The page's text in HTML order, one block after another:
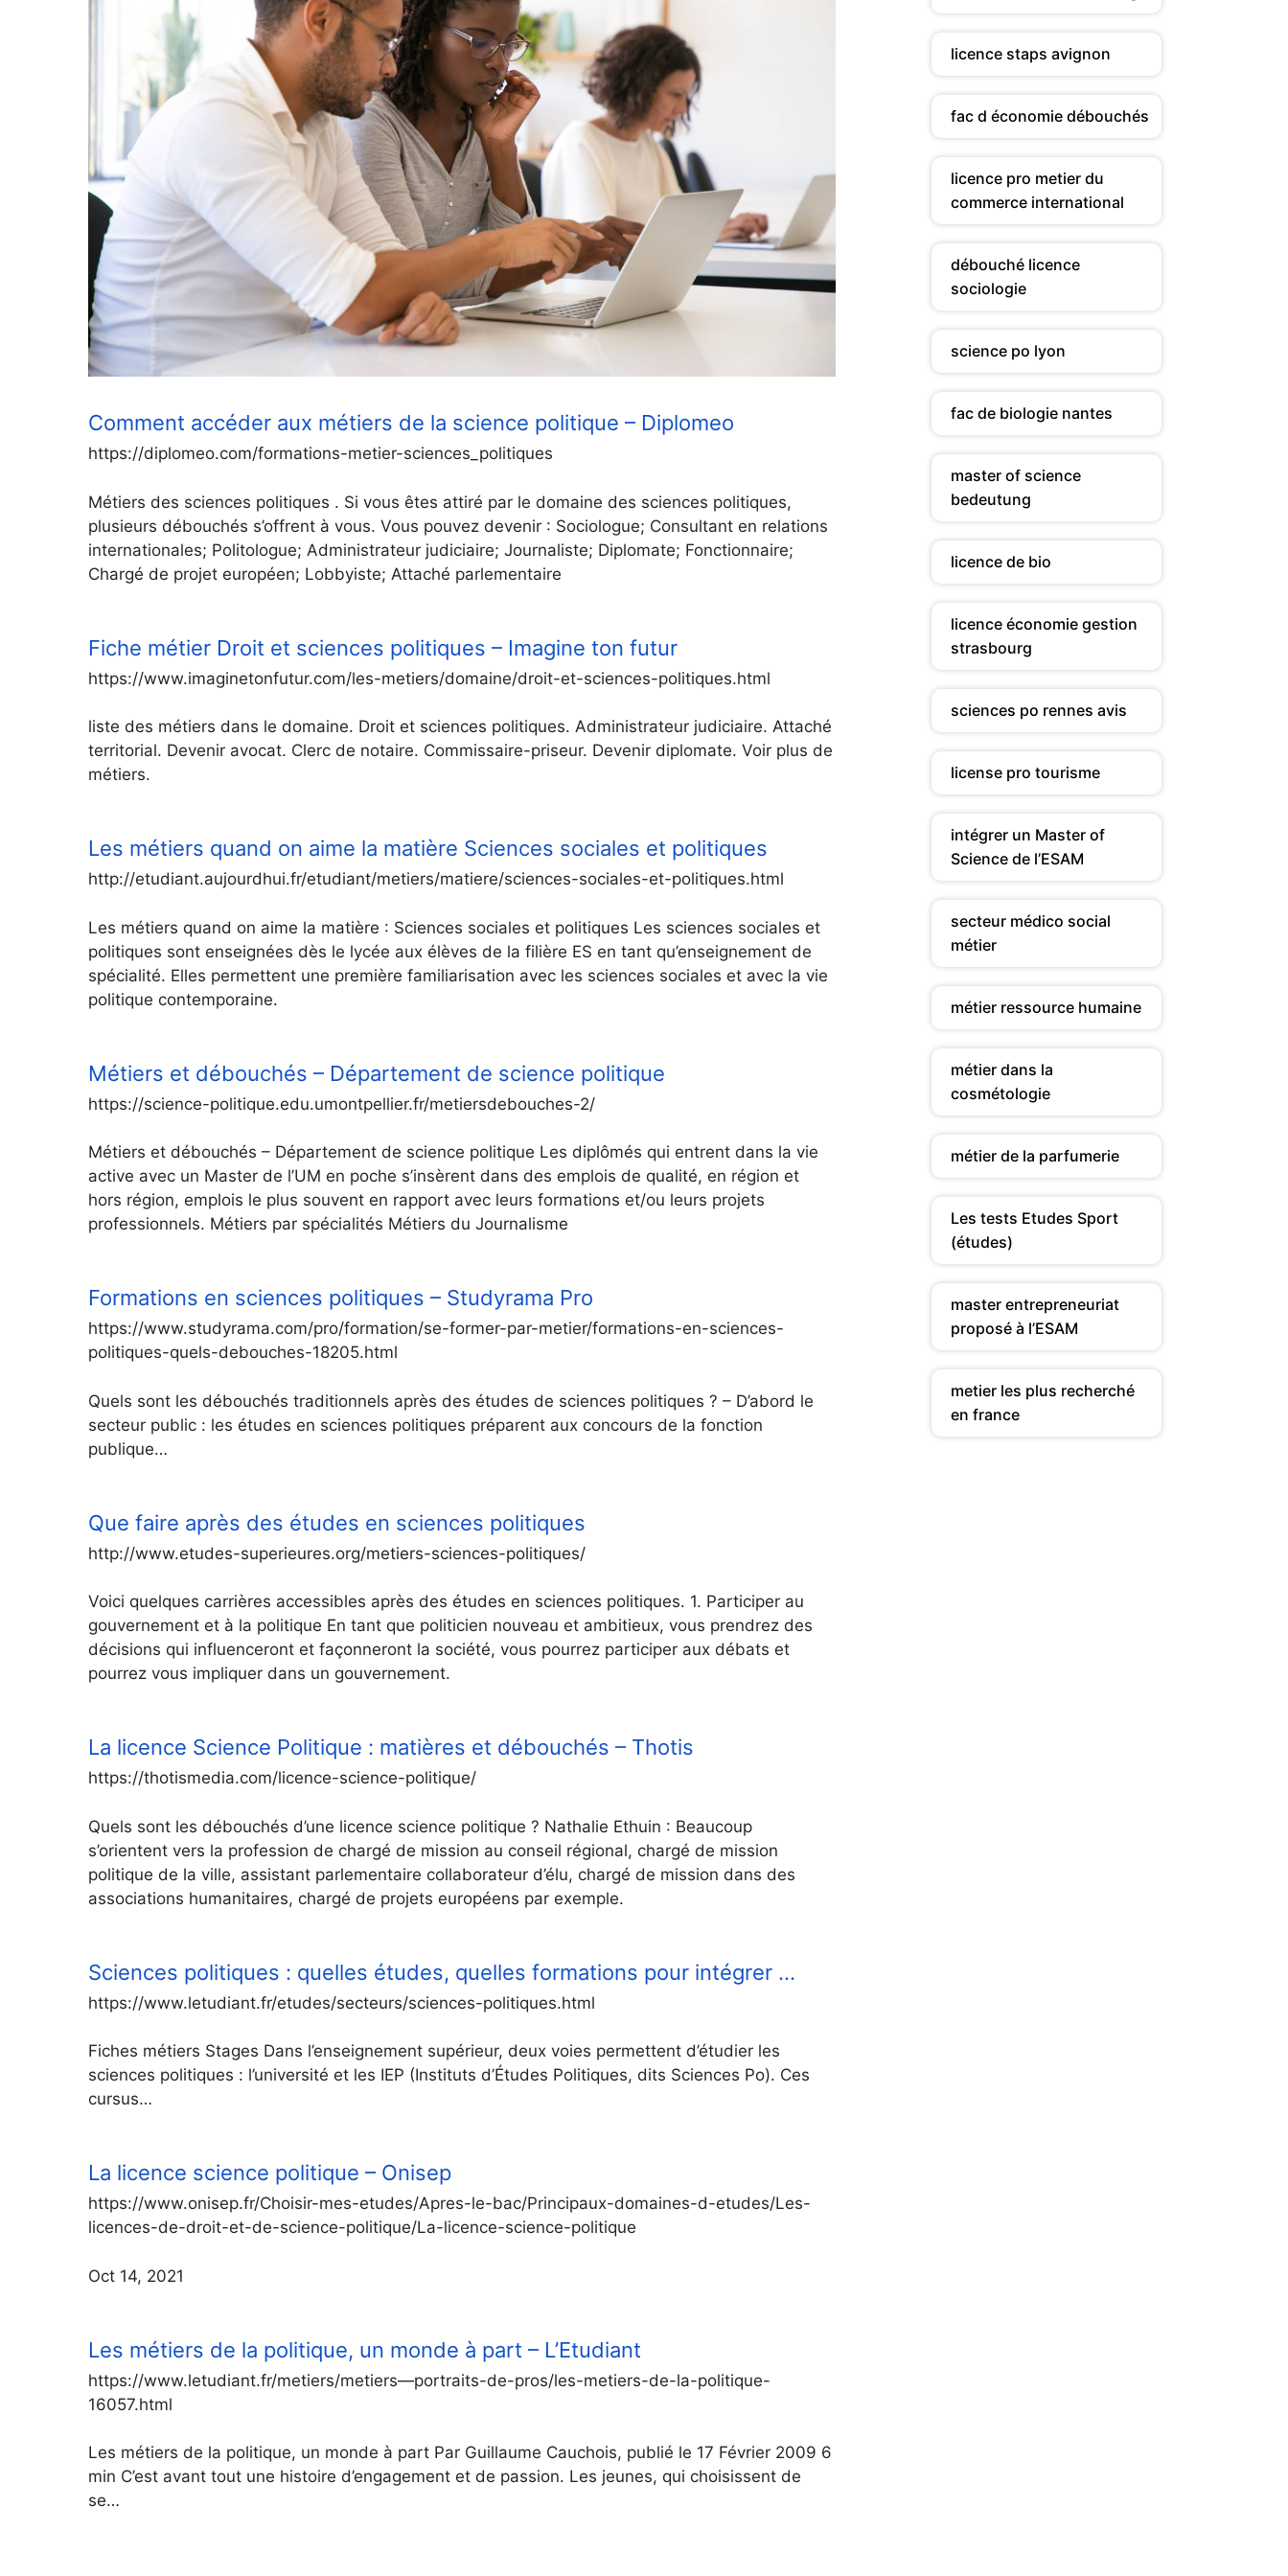
Comment accéder aux métiers de la science politique – Diplomeo
https://diplomeo.com/formations-metier-sciences_politiques
Métiers des sciences politiques . Si vous êtes attiré par le domaine des sciences politiques,
plusieurs débouchés s’offrent à vous. Vous pouvez devenir : Sociologue; Consultant en relations
internationales; Politologue; Administrateur judiciaire; Journaliste; Diplomate; Fonctionnaire;
Chargé de projet européen; Lobbyiste; Attaché parlementaire
Fiche métier Droit et sciences politiques – Imagine ton futur
https://www.imaginetonfutur.com/les-metiers/domaine/droit-et-sciences-politiques.html
liste des métiers dans le domaine. Droit et sciences politiques. Administrateur judiciaire. Attaché
territorial. Devenir avocat. Clerc de notaire. Commissaire-priseur. Devenir diplomate. Voir plus de
métiers.
Les métiers quand on aime la matière Sciences sociales et politiques
http://etudiant.aujourdhui.fr/etudiant/metiers/matiere/sciences-sociales-et-politiques.html
Les métiers quand on aime la matière : Sciences sociales et politiques Les sciences sociales et
politiques sont enseignées dès le lycée aux élèves de la filière ES en tant qu’enseignement de
spécialité. Elles permettent une première familiarisation avec les sciences sociales et avec la vie
politique contemporaine.
Métiers et débouchés – Département de science politique
https://science-politique.edu.umontpellier.fr/metiersdebouches-2/
Métiers et débouchés – Département de science politique Les diplômés qui entrent dans la vie
active avec un Master de l’UM en poche s’insèrent dans des emplois de qualité, en région et
hors région, emplois le plus souvent en rapport avec leurs formations et/ou leurs projets
professionnels. Métiers par spécialités Métiers du Journalisme
Formations en sciences politiques – Studyrama Pro
https://www.studyrama.com/pro/formation/se-former-par-metier/formations-en-sciences-
politiques-quels-debouches-18205.html
Quels sont les débouchés traditionnels après des études de sciences politiques ? – D’abord le
secteur public : les études en sciences politiques préparent aux concours de la fonction
publique…
Que faire après des études en sciences politiques
http://www.etudes-superieures.org/metiers-sciences-politiques/
Voici quelques carrières accessibles après des études en sciences politiques. 1. Participer au
gouvernement et à la politique En tant que politicien nouveau et ambitieux, vous prendrez des
décisions qui influenceront et façonneront la société, vous pourrez participer aux débats et
pourrez vous impliquer dans un gouvernement.
La licence Science Politique : matières et débouchés – Thotis
https://thotismedia.com/licence-science-politique/
Quels sont les débouchés d’une licence science politique ? Nathalie Ethuin : Beaucoup
s’orientent vers la profession de chargé de mission au conseil régional, chargé de mission
politique de la ville, assistant parlementaire collaborateur d’élu, chargé de mission dans des
associations humanitaires, chargé de projets européens par exemple.
Sciences politiques : quelles études, quelles formations pour intégrer …
https://www.letudiant.fr/etudes/secteurs/sciences-politiques.html
Fiches métiers Stages Dans l’enseignement supérieur, deux voies permettent d’étudier les
sciences politiques : l’université et les IEP (Instituts d’Études Politiques, dits Sciences Po). Ces
cursus…
La licence science politique – Onisep
https://www.onisep.fr/Choisir-mes-etudes/Apres-le-bac/Principaux-domaines-d-etudes/Les-
licences-de-droit-et-de-science-politique/La-licence-science-politique
Oct 14, 2021
Les métiers de la politique, un monde à part – L’Etudiant
https://www.letudiant.fr/metiers/metiers—portraits-de-pros/les-metiers-de-la-politique-
16057.html
Les métiers de la politique, un monde à part Par Guillaume Cauchois, publié le 17 Février 2009 6
min C’est avant tout une histoire d’engagement et de passion. Les jeunes, qui choisissent de
se…
licence staps avignon
fac d économie débouchés
licence pro metier du
commerce international
débouché licence
sociologie
science po lyon
fac de biologie nantes
master of science
bedeutung
licence de bio
licence économie gestion
strasbourg
sciences po rennes avis
license pro tourisme
intégrer un Master of
Science de l’ESAM
secteur médico social
métier
métier ressource humaine
métier dans la
cosmétologie
métier de la parfumerie
Les tests Etudes Sport
(études)
master entrepreneuriat
proposé à l’ESAM
metier les plus recherché
en france